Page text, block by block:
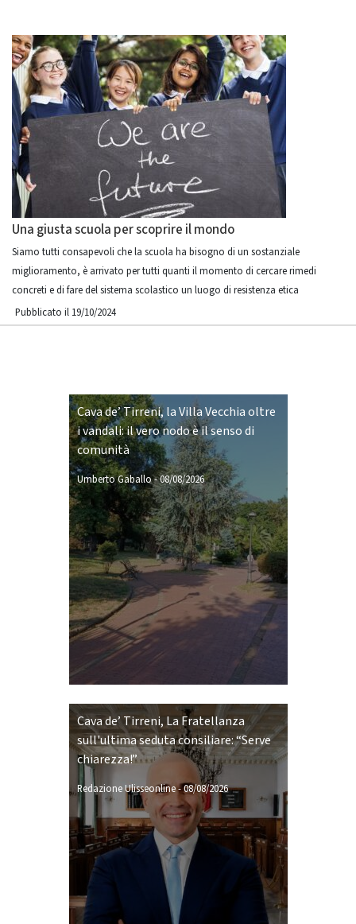
Una giusta scuola per scoprire il mondo
Siamo tutti consapevoli che la scuola ha bisogno di un sostanziale
miglioramento, è arrivato per tutti quanti il momento di cercare rimedi
concreti e di fare del sistema scolastico un luogo di resistenza etica
Pubblicato il 19/10/2024
Cava de’ Tirreni, la Villa Vecchia oltre
i vandali: il vero nodo è il senso di
comunità
Umberto Gaballo-08/08/2026
Cava de’ Tirreni, La Fratellanza
sull'ultima seduta consiliare: “Serve
chiarezza!”
Redazione Ulisseonline-08/08/2026